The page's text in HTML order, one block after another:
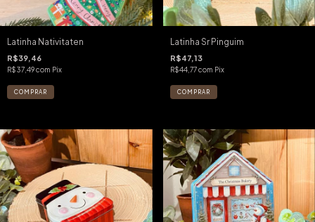
Latinha Nativitaten
R$39,46
R$37,49com Pix
Latinha Sr Pinguim
R$47,13
R$44,77com Pix